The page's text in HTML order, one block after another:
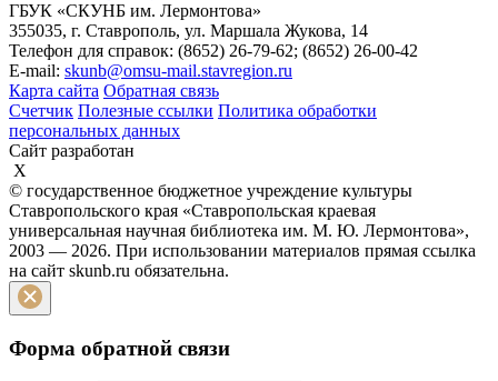
ГБУК «СКУНБ им. Лермонтова»
355035, г. Ставрополь, ул. Маршала Жукова, 14
Телефон для справок: (8652) 26-79-62; (8652) 26-00-42
E-mail: skunb@omsu-mail.stavregion.ru
Карта сайта Обратная связь
Счетчик Полезные ссылки Политика обработки
персональных данных
Сайт разработан
X
© государственное бюджетное учреждение культуры
Ставропольского края «Ставропольская краевая
универсальная научная библиотека им. М. Ю. Лермонтова»,
2003 — 2026. При использовании материалов прямая ссылка
на сайт skunb.ru обязательна.
Форма обратной связи